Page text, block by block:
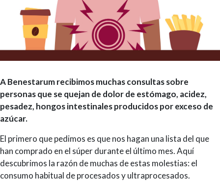
A Benestarum recibimos muchas consultas sobre
personas que se quejan de dolor de estómago, acidez,
pesadez, hongos intestinales producidos por exceso de
azúcar.
El primero que pedimos es que nos hagan una lista del que
han comprado en el súper durante el último mes. Aquí
descubrimos la razón de muchas de estas molestias: el
consumo habitual de procesados y ultraprocesados.